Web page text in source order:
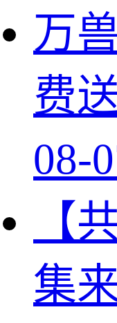
万
费
08-
【
集